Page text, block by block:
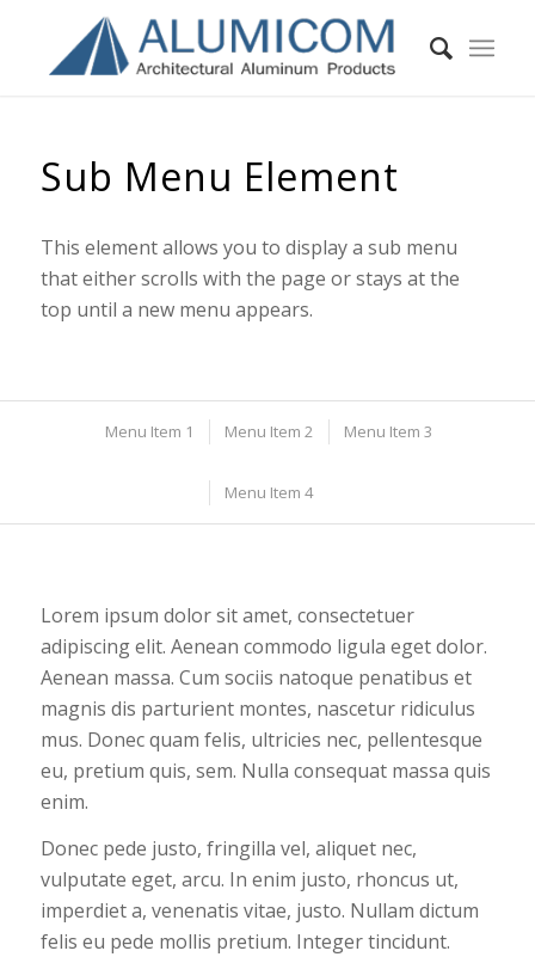
Sub Menu Element
This element allows you to display a sub menu
that either scrolls with the page or stays at the
top until a new menu appears.
Menu Item 1 Menu Item 2 Menu Item 3
Menu Item 4
Lorem ipsum dolor sit amet, consectetuer
adipiscing elit. Aenean commodo ligula eget dolor.
Aenean massa. Cum sociis natoque penatibus et
magnis dis parturient montes, nascetur ridiculus
mus. Donec quam felis, ultricies nec, pellentesque
eu, pretium quis, sem. Nulla consequat massa quis
enim.
Donec pede justo, fringilla vel, aliquet nec,
vulputate eget, arcu. In enim justo, rhoncus ut,
imperdiet a, venenatis vitae, justo. Nullam dictum
felis eu pede mollis pretium. Integer tincidunt.